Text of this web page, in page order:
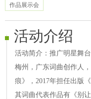
作品展示会
活动介绍
活动简介：推广明星舞
梅州，广东词曲创作人
痕》，2017年担任出版
其词曲代表作品有《别